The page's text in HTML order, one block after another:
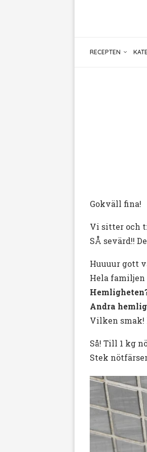
RECEPTEN
Gokväll fina!
Vi sitter och
SÅ sevärd!!
Huuuur gott
Hela familjen
Andra
Vilken smak!
Så! Till 1 kg
Stek